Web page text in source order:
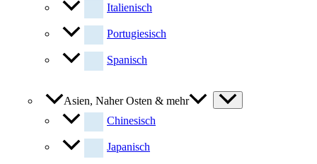
Italienisch
Portugiesisch
Spanisch
Asien, Naher Osten & mehr
Chinesisch
Japanisch